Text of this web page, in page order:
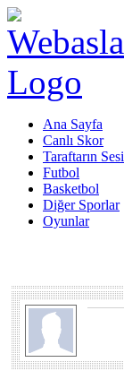
Ana Sayfa
Canlı Skor
Taraftarın Sesi
Futbol
Basketbol
Diğer Sporlar
Oyunlar